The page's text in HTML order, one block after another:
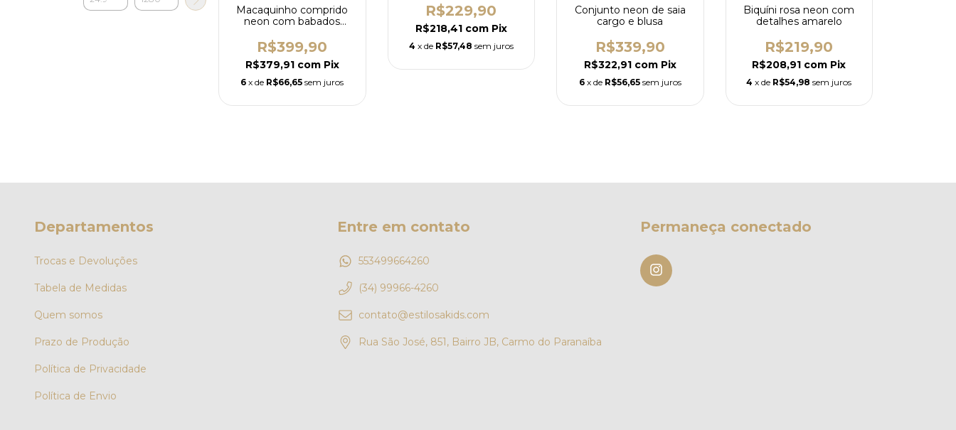
Macaquinho comprido
neon com babados
R$399,90
R$379,91 com Pix
6 x de R$66,65 sem juros
R$229,90
R$218,41 com Pix
4 x de R$57,48 sem juros
Conjunto neon de saia
cargo e blusa
R$339,90
R$322,91 com Pix
6 x de R$56,65 sem juros
Biquíni rosa neon com
detalhes amarelo
R$219,90
R$208,91 com Pix
4 x de R$54,98 sem juros
Departamentos
Trocas e Devoluções
Tabela de Medidas
Quem somos
Prazo de Produção
Política de Privacidade
Política de Envio
Entre em contato
553499664260
(34) 99966-4260
contato@estilosakids.com
Rua São José, 851, Bairro JB, Carmo do Paranaíba
Permaneça conectado